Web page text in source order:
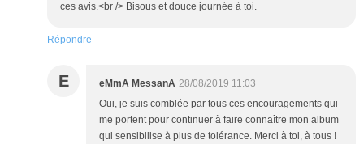
ces avis.<br /> Bisous et douce journée à toi.
Répondre
E eMmA MessanA 28/08/2019 11:03
Oui, je suis comblée par tous ces encouragements qui
me portent pour continuer à faire connaître mon album
qui sensibilise à plus de tolérance. Merci à toi, à tous !